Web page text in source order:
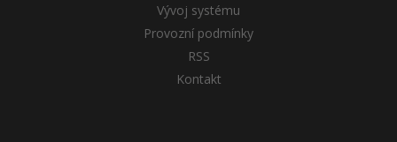
Vývoj systému
Provozní podmínky
RSS
Kontakt